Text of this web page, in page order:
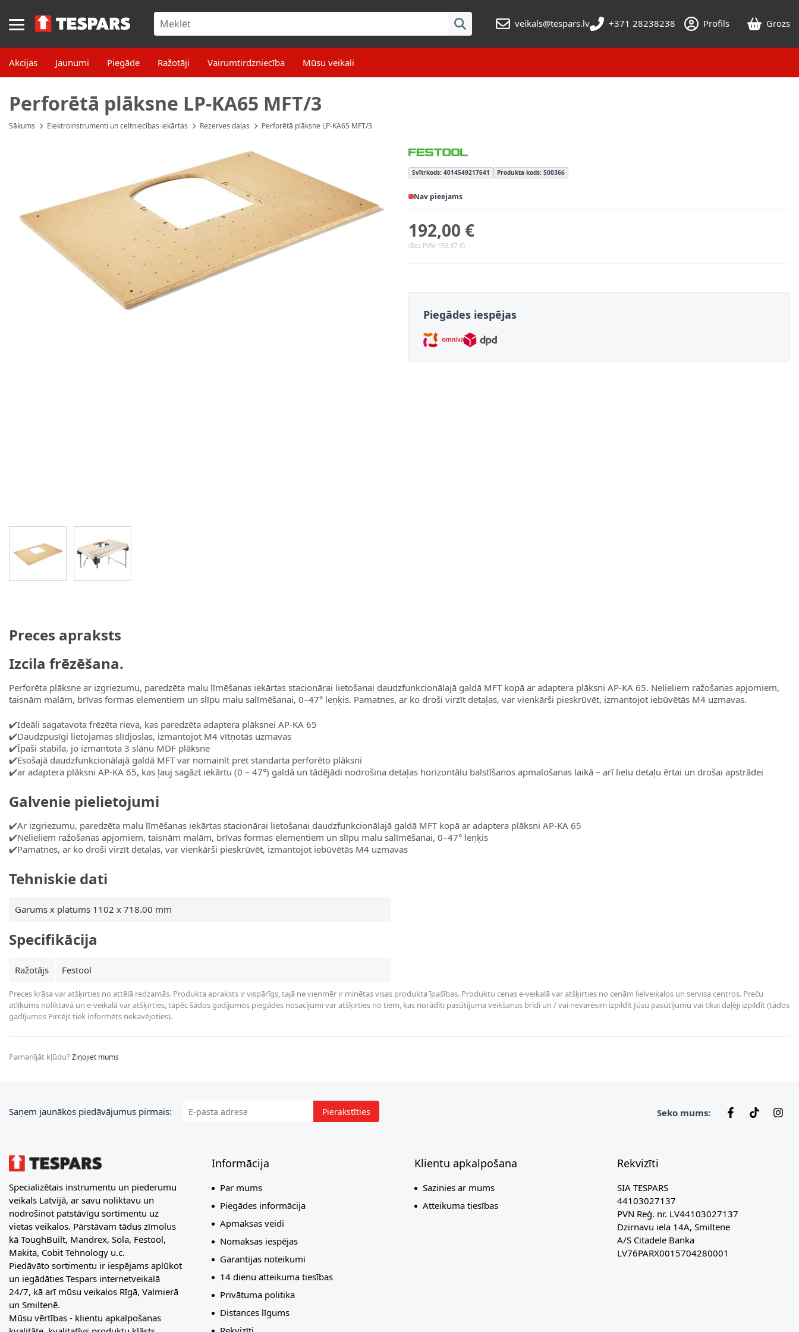
veikals@tespars.lv
+371 28238238 Profils Grozs
Akcijas Jaunumi Piegāde Ražotāji Vairumtirdzniecība Mūsu veikali
Perforētā plāksne LP-KA65 MFT/3
Sākums Elektroinstrumenti un celtniecības iekārtas Rezerves daļas Perforētā plāksne LP-KA65 MFT/3
Svītrkods: 4014549217641 Produkta kods: 500366
Nav pieejams
192,00 €
(Bez PVN: 158,67 €)
Piegādes iespējas
Preces apraksts
Izcila frēzēšana.
Perforēta plāksne ar izgriezumu, paredzēta malu līmēšanas iekārtas stacionārai lietošanai daudzfunkcionālajā galdā MFT kopā ar adaptera plāksni AP-KA 65. Nelieliem ražošanas apjomiem,
taisnām malām, brīvas formas elementiem un slīpu malu salīmēšanai, 0–47° leņķis. Pamatnes, ar ko droši virzīt detaļas, var vienkārši pieskrūvēt, izmantojot iebūvētās M4 uzmavas.
✔️Ideāli sagatavota frēzēta rieva, kas paredzēta adaptera plāksnei AP-KA 65
✔️Daudzpusīgi lietojamas slīdjoslas, izmantojot M4 vītņotās uzmavas
✔️Īpaši stabila, jo izmantota 3 slāņu MDF plāksne
✔️Esošajā daudzfunkcionālajā galdā MFT var nomainīt pret standarta perforēto plāksni
✔️ar adaptera plāksni AP-KA 65, kas ļauj sagāzt iekārtu (0 – 47°) galdā un tādējādi nodrošina detaļas horizontālu balstīšanos apmalošanas laikā – arī lielu detaļu ērtai un drošai apstrādei
Galvenie pielietojumi
✔️Ar izgriezumu, paredzēta malu līmēšanas iekārtas stacionārai lietošanai daudzfunkcionālajā galdā MFT kopā ar adaptera plāksni AP-KA 65
✔️Nelieliem ražošanas apjomiem, taisnām malām, brīvas formas elementiem un slīpu malu salīmēšanai, 0–47° leņķis
✔️Pamatnes, ar ko droši virzīt detaļas, var vienkārši pieskrūvēt, izmantojot iebūvētās M4 uzmavas
Tehniskie dati
Garums x platums 1102 x 718.00 mm
Specifikācija
Ražotājs Festool
Preces krāsa var atšķirties no attēlā redzamās. Produkta apraksts ir vispārīgs, tajā ne vienmēr ir minētas visas produkta īpašības. Produktu cenas e-veikalā var atšķirties no cenām lielveikalos un servisa centros. Preču
atlikums noliktavā un e-veikalā var atšķirties, tāpēc šādos gadījumos piegādes nosacījumi var atšķirties no tiem, kas norādīti pasūtījuma veikšanas brīdī un / vai nevarēsim izpildīt Jūsu pasūtījumu vai tikai daļēji izpildīt (tādos
gadījumos Pircējs tiek informēts nekavējoties).
Pamanījāt kļūdu?Ziņojiet mums
E-pasta adrese
Saņem jaunākos piedāvājumus pirmais: Pierakstīties Seko mums:
Specializētais instrumentu un piederumu
veikals Latvijā, ar savu noliktavu un
nodrošinot patstāvīgu sortimentu uz
vietas veikalos. Pārstāvam tādus zīmolus
kā ToughBuilt, Mandrex, Sola, Festool,
Makita, Cobit Tehnology u.c.
Piedāvāto sortimentu ir iespējams aplūkot
un iegādāties Tespars internetveikalā
24/7, kā arī mūsu veikalos Rīgā, Valmierā
un Smiltenē.
Mūsu vērtības - klientu apkalpošanas
Informācija
Par mums
Piegādes informācija
Apmaksas veidi
Nomaksas iespējas
Garantijas noteikumi
14 dienu atteikuma tiesības
Privātuma politika
Distances līgums
Klientu apkalpošana
Sazinies ar mums
Atteikuma tiesības
Rekvizīti
SIA TESPARS
44103027137
PVN Reģ. nr. LV44103027137
Dzirnavu iela 14A, Smiltene
A/S Citadele Banka
LV76PARX0015704280001